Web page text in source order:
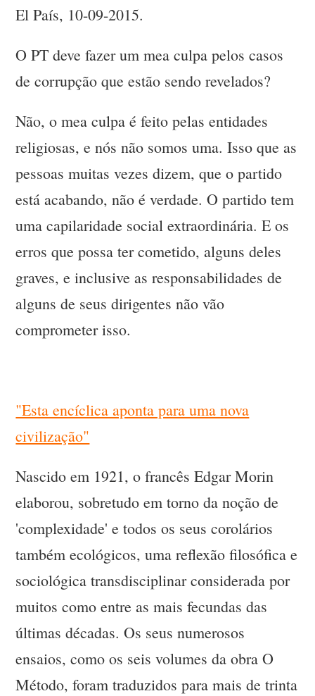
El País, 10-09-2015.
O PT deve fazer um mea culpa pelos casos
de corrupção que estão sendo revelados?
Não, o mea culpa é feito pelas entidades
religiosas, e nós não somos uma. Isso que as
pessoas muitas vezes dizem, que o partido
está acabando, não é verdade. O partido tem
uma capilaridade social extraordinária. E os
erros que possa ter cometido, alguns deles
graves, e inclusive as responsabilidades de
alguns de seus dirigentes não vão
comprometer isso.
"Esta encíclica aponta para uma nova
civilização"
Nascido em 1921, o francês Edgar Morin
elaborou, sobretudo em torno da noção de
'complexidade' e todos os seus corolários
também ecológicos, uma reflexão filosófica e
sociológica transdisciplinar considerada por
muitos como entre as mais fecundas das
últimas décadas. Os seus numerosos
ensaios, como os seis volumes da obra O
Método, foram traduzidos para mais de trinta